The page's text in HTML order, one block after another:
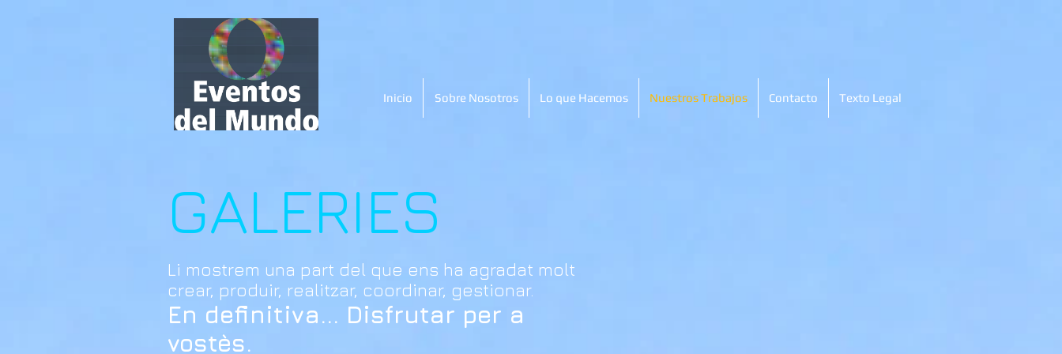
Inicio Sobre Nosotros Lo que Hacemos Nuestros Trabajos Contacto Texto Legal
GALERIES
Li mostrem una part del que ens ha agradat molt
crear, produir, realitzar, coordinar, gestionar.
En definitiva... Disfrutar per a
vostès.